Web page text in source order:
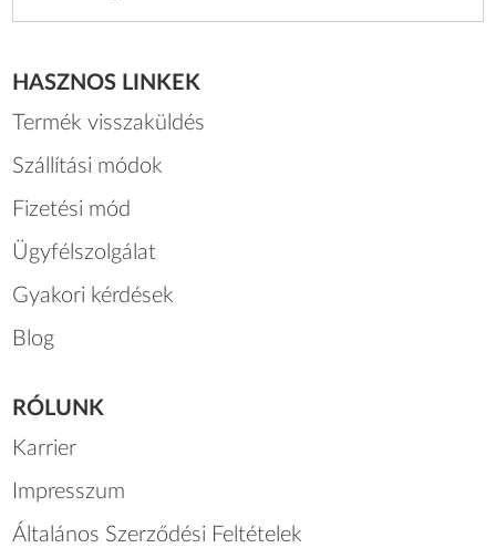
HASZNOS LINKEK
Termék visszaküldés
Szállítási módok
Fizetési mód
Ügyfélszolgálat
Gyakori kérdések
Blog
RÓLUNK
Karrier
Impresszum
Általános Szerződési Feltételek